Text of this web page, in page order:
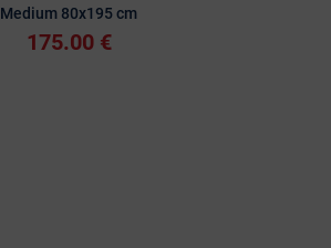
Medium 80x195 cm
175.00 €